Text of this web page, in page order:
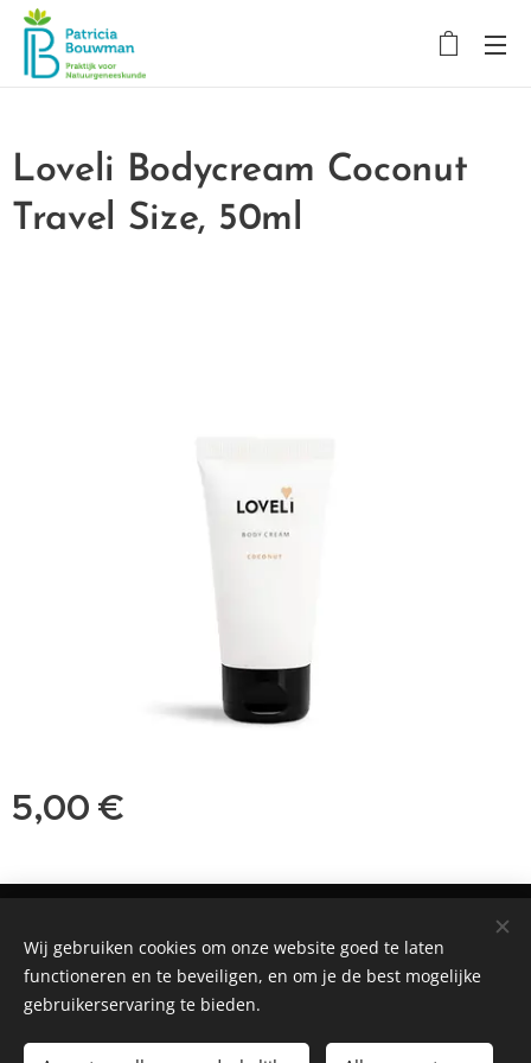
Loveli Bodycream Coconut
Travel Size, 50ml
5,00 €
Nieuwstraat 50, 5271 AE, Sint-Michielsgestel
Mogelijk gemaakt doorWebnode Cookies
Wij gebruiken cookies om onze website goed te laten
functioneren en te beveiligen, en om je de best mogelijke
gebruikerservaring te bieden.